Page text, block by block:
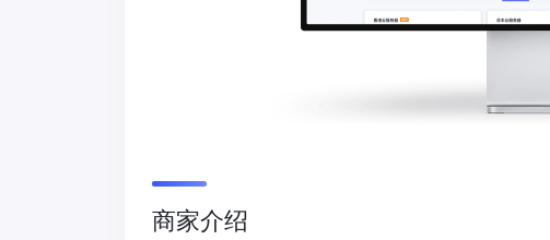
商家介绍